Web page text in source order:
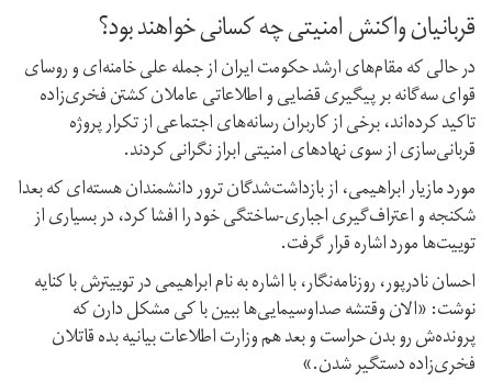
قربانیان واکنش امنیتی چه کسانی خواهند بود؟
در حالی که مقام‌های ارشد حکومت ایران از جمله علی خامنه‌ای و روسای
قوای سه‌گانه بر پیگیری قضایی و اطلاعاتی عاملان کشتن فخری‌زاده
تاکید کرده‌اند، برخی از کاربران رسانه‌‌های اجتماعی از تکرار پروژه
قربانی‌سازی از سوی نهادهای امنیتی ابراز نگرانی کردند.
مورد مازیار ابراهیمی، از بازداشت‌شدگان ترور دانشمندان هسته‌ای که بعدا
شکنجه و اعتراف‌گیری اجباری-ساختگی خود را افشا کرد،‌ در بسیاری از
توییت‌ها مورد اشاره قرار گرفت.
احسان نادرپور، روزنامه‌نگار، با اشاره به نام ابراهیمی در توییترش با کنایه
نوشت: «الان وقتشه صداوسیمایی‌ها ببین با کی مشکل دارن که
پرونده‌ش رو بدن حراست و بعد هم وزارت اطلاعات بیانیه بده قاتلان
فخری‌زاده دستگیر شدن.»